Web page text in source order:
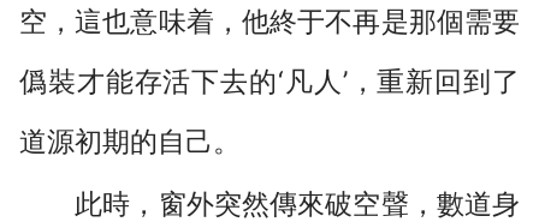
空，這也意味着，他終于不再是那個需要
僞裝才能存活下去的‘凡人’，重新回到了
道源初期的自己。
此時，窗外突然傳來破空聲，數道身